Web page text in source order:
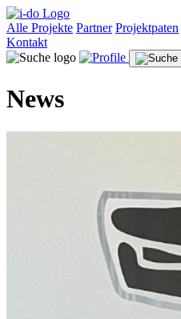
Alle Projekte Partner Projektpaten
Kontakt
News